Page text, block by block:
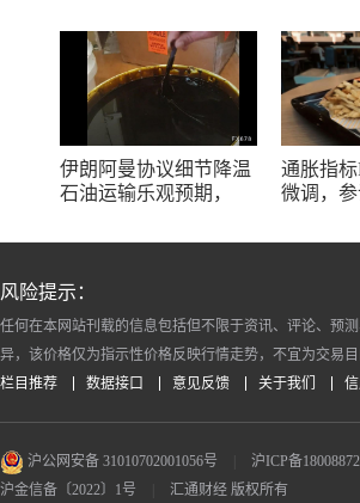
伊朗阿曼协议细节降温
石油运输乐观预期，
通胀指
微调，
风险提示：
任何在本网站刊载的信息包括但不限于资讯、评论、预
异，该价格仅为指示性价格反映行情走势，不宜为交易
栏目推荐
数据接口 意见反馈 关于我们
沪公网安备 31010702001056号 沪ICP备
沪金信备〔2022〕1号
汇通财经 版权所有